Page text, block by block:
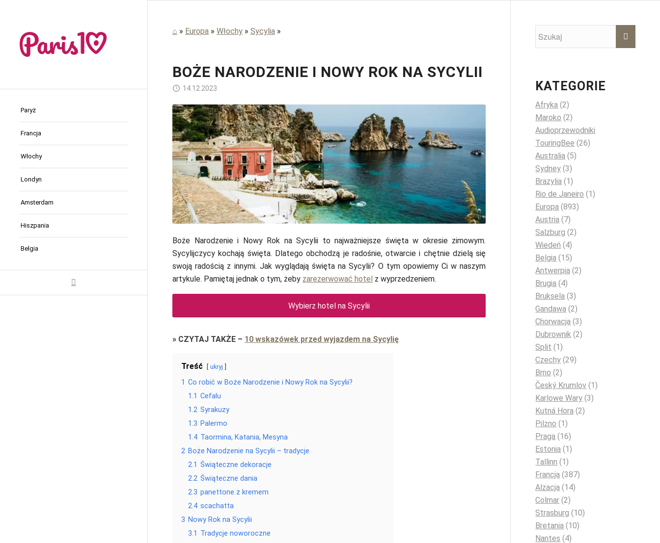
Paryż
Francja
Włochy
Londyn
Amsterdam
Hiszpania
Belgia
⌂ » Europa » Włochy » Sycylia »
BOŻE NARODZENIE I NOWY ROK NA SYCYLII
14.12.2023
Flo P / unsplash
Boże Narodzenie i Nowy Rok na Sycylii to najważniejsze święta w okresie zimowym.
Sycylijczycy kochają święta. Dlatego obchodzą je radośnie, otwarcie i chętnie dzielą się
swoją radością z innymi. Jak wyglądają święta na Sycylii? O tym opowiemy Ci w naszym
artykule. Pamiętaj jednak o tym, żeby zarezerwować hotel z wyprzedzeniem.
Wybierz hotel na Sycylii
» CZYTAJ TAKŻE – 10 wskazówek przed wyjazdem na Sycylię
Treść ukryj
1 Co robić w Boże Narodzenie i Nowy Rok na Sycylii?
1.1 Cefalu
1.2 Syrakuzy
1.3 Palermo
1.4 Taormina, Katania, Mesyna
2 Boże Narodzenie na Sycylii – tradycje
2.1 Świąteczne dekoracje
2.2 Świąteczne dania
2.3 panettone z kremem
2.4 scachatta
3 Nowy Rok na Sycylii
3.1 Tradycje noworoczne
KATEGORIE
Afryka (2)
Maroko (2)
Audioprzewodniki
TouringBee (26)
Australia (5)
Sydney (3)
Brazylia (1)
Rio de Janeiro (1)
Europa (893)
Austria (7)
Salzburg (2)
Wiedeń (4)
Belgia (15)
Antwerpia (2)
Brugia (4)
Bruksela (3)
Gandawa (2)
Chorwacja (3)
Dubrownik (2)
Split (1)
Czechy (29)
Brno (2)
Český Krumlov (1)
Karlowe Wary (3)
Kutná Hora (2)
Pilzno (1)
Praga (16)
Estonia (1)
Tallinn (1)
Francja (387)
Alzacja (14)
Colmar (2)
Strasburg (10)
Bretania (10)
Nantes (4)